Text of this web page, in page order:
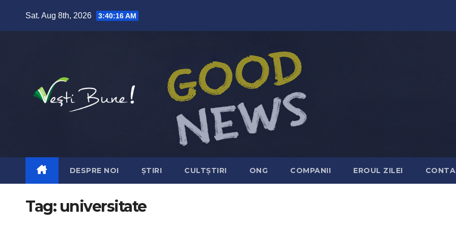
Sat. Aug 8th, 2026
3:40:16 AM
DESPRE NOI ȘTIRI CULTȘTIRI ONG COMPANII EROUL ZILEI
Tag: universitate